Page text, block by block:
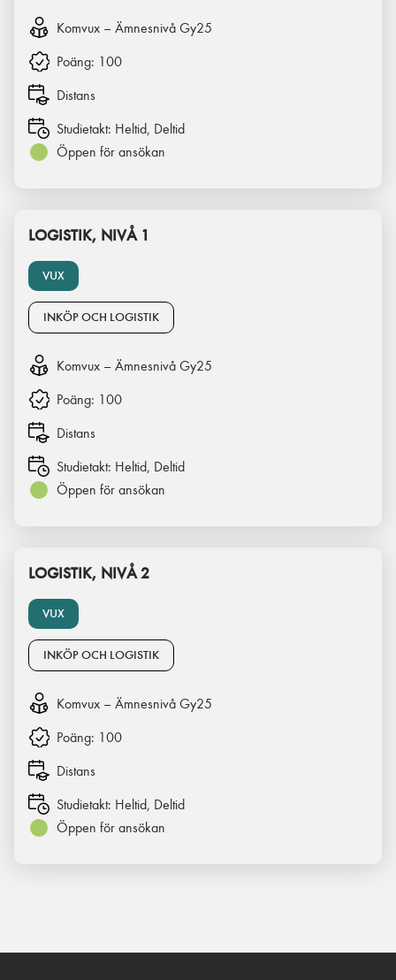
Komvux – Ämnesnivå Gy25
Poäng: 100
Distans
Studietakt: Heltid, Deltid
Öppen för ansökan
VUX
LOGISTIK, NIVÅ 1
INKÖP OCH LOGISTIK
Komvux – Ämnesnivå Gy25
Poäng: 100
Distans
Studietakt: Heltid, Deltid
Öppen för ansökan
VUX
LOGISTIK, NIVÅ 2
INKÖP OCH LOGISTIK
Komvux – Ämnesnivå Gy25
Poäng: 100
Distans
Studietakt: Heltid, Deltid
Öppen för ansökan